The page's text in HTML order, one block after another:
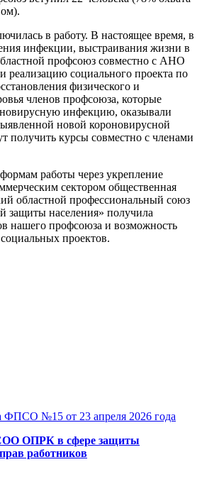
в работу. В настоящее время, в
инфекции, выстраивания жизни в
профсоюз совместно с АНО
реализацию социального проекта по
физического и
членов профсоюза, которые
инфекцию, оказывали
новой короновирусной
получить курсы совместно с членами
работы через укрепление
сектором общественная
областной профессиональный союз
защиты населения» получила
нашего профсоюза и возможность
проектов.
ФПСО №15 от 23 апреля 2026 года
ОПРК в сфере защиты
работников